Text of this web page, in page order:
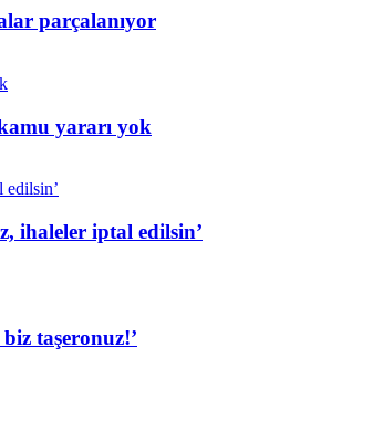
parçalanıyor
yararı yok
ihaleler iptal edilsin’
taşeronuz!’